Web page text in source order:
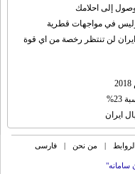
إلى احلامك
في مواجهات قطرية
ايران لن تنتظر رخصة من اي قوة
ايران
الروابط | من نحن | فارسی
سامانه"